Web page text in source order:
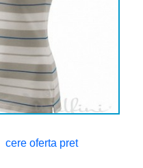
cere oferta pret